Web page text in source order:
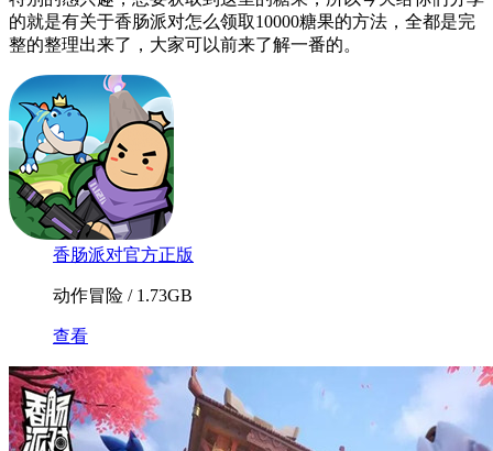
的就是有关于香肠派对怎么领取10000糖果的方法，全都是完
整的整理出来了，大家可以前来了解一番的。
香肠派对官方正版
动作冒险 / 1.73GB
查看